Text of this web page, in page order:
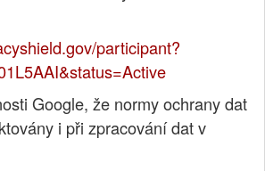
participant?
Google, že normy ochrany dat
i při zpracování dat v